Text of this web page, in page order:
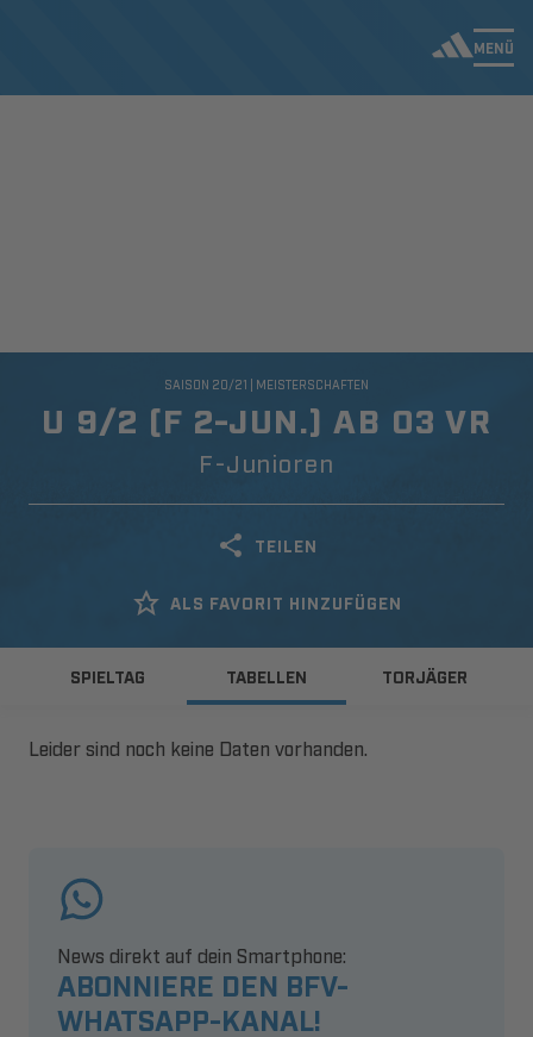
MENÜ
U 9/2 (F 2-JUN.) AB 03 VR
F-Junioren
SAISON 20/21 | MEISTERSCHAFTEN
TEILEN
ALS FAVORIT HINZUFÜGEN
SPIELTAG TABELLEN TORJÄGER
Leider sind noch keine Daten vorhanden.
ABONNIERE DEN BFV-
WHATSAPP-KANAL!
News direkt auf dein Smartphone: